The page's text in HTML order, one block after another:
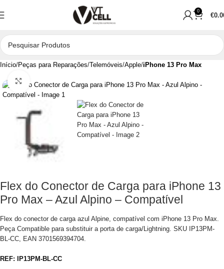
0
€
Início Peças para Reparações Telemóveis Apple iPhone 13 Pro Max
Clique para aumentar
Flex do Conector de Carga para iPhone 13
Pro Max – Azul Alpino – Compatível
Flex do conector de carga azul Alpine, compatível com iPhone 13 Pro Max.
Peça Compatible para substituir a porta de carga/Lightning. SKU IP13PM-
BL-CC, EAN 3701569394704.
REF: IP13PM-BL-CC